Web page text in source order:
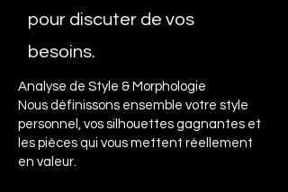
pour discuter de vos
besoins.
Analyse de Style & Morphologie
Nous définissons ensemble votre style
personnel, vos silhouettes gagnantes et
les pièces qui vous mettent réellement
en valeur.​